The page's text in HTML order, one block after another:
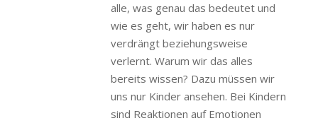
alle, was genau das bedeutet und
wie es geht, wir haben es nur
verdrängt beziehungsweise
verlernt. Warum wir das alles
bereits wissen? Dazu müssen wir
uns nur Kinder ansehen. Bei Kindern
sind Reaktionen auf Emotionen